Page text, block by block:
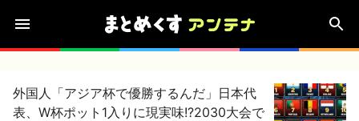
外国人「アジア杯で優勝するんだ」日本代
表、W杯ポット1入りに現実味!?2030大会で